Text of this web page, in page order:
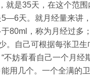
就是35天，在这个范
5—6天。就月经量来讲
80ml，称为月经过多
。自己可根据每张卫生
不妨看看自己一个月经
用几个。一个全满的